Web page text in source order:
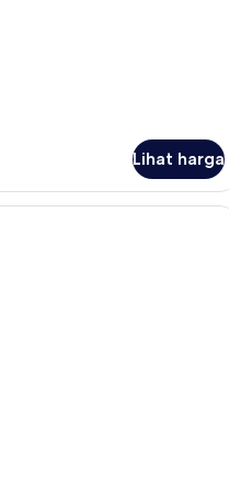
Lihat harga
Junior River View Suite |